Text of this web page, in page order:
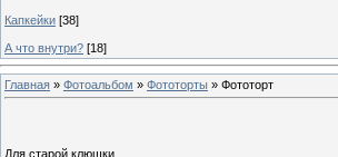
Капкейки [38]
А что внутри? [18]
Главная » Фотоальбом » Фототорты » Фототорт
Для старой клюшки